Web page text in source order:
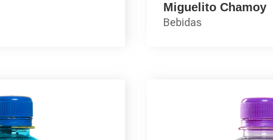
Miguelito Chamoy
Bebidas